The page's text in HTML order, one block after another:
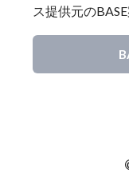
ス提供元の